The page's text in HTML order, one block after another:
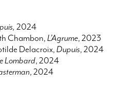
2024
Chambon, L’Agrume, 2023
Delacroix, Dupuis, 2024
Lombard, 2024
, 2024